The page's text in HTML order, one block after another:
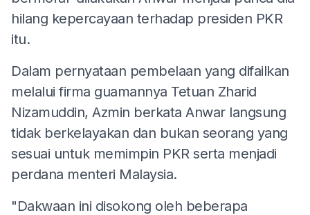
hilang kepercayaan terhadap presiden PKR
itu.
Dalam pernyataan pembelaan yang difailkan
melalui firma guamannya Tetuan Zharid
Nizamuddin, Azmin berkata Anwar langsung
tidak berkelayakan dan bukan seorang yang
sesuai untuk memimpin PKR serta menjadi
perdana menteri Malaysia.
"Dakwaan ini disokong oleh beberapa